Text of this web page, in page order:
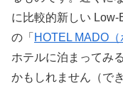
に比較的新しい
の「 HOTEL MADO（
ホテルに泊まってみ
かもしれません（で